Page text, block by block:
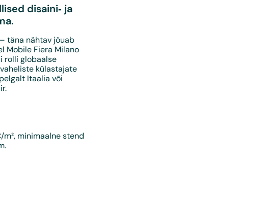
disaini‑ ja
täna nähtav jõuab
Mobile Fiera Milano
rolli globaalse
külastajate
Itaalia või
minimaalne stend